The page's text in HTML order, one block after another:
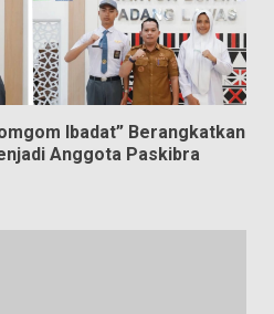
Ibadat” Berangkatkan
Anggota Paskibra